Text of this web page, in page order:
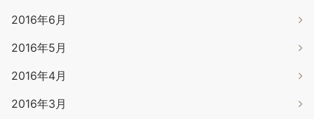
2016年6月
2016年5月
2016年4月
2016年3月